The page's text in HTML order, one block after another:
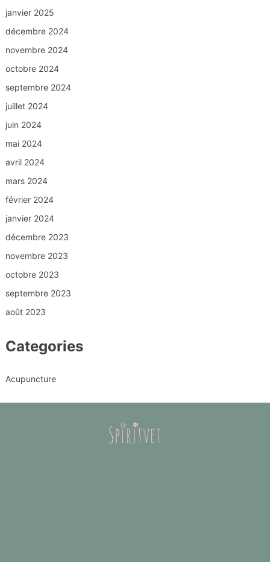
janvier 2025
décembre 2024
novembre 2024
octobre 2024
septembre 2024
juillet 2024
juin 2024
mai 2024
avril 2024
mars 2024
février 2024
janvier 2024
décembre 2023
novembre 2023
octobre 2023
septembre 2023
août 2023
Categories
Acupuncture